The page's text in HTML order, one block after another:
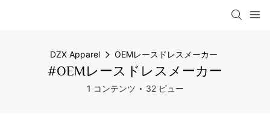
DZX Apparel OEMレースドレスメーカー
#OEMレースドレスメーカー
1 コンテンツ 32 ビュー